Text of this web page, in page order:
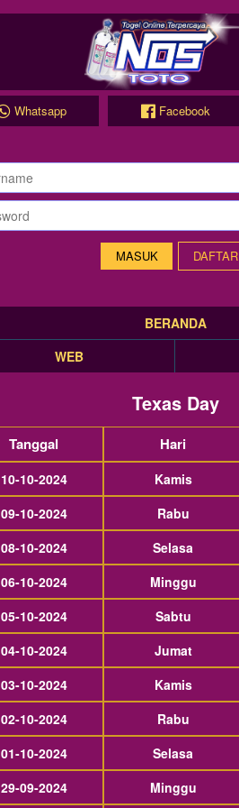
Whatsapp Facebook
DAFTAR
BERANDA
WEB
Texas Day
Tanggal Hari
10-10-2024 Kamis
09-10-2024
Rabu
08-10-2024
Selasa
06-10-2024
Minggu
05-10-2024
Sabtu
04-10-2024
Jumat
03-10-2024
Kamis
02-10-2024
Rabu
01-10-2024
Selasa
29-09-2024
Minggu